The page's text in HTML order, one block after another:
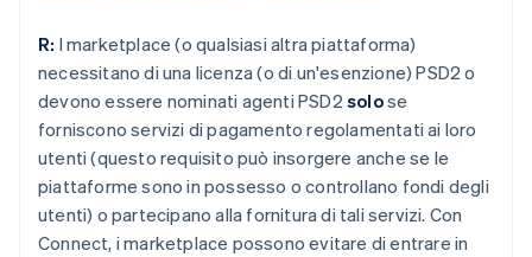
R: I marketplace (o qualsiasi altra piattaforma)
necessitano di una licenza (o di un'esenzione) PSD2 o
devono essere nominati agenti PSD2 solose
forniscono servizi di pagamento regolamentati ai loro
utenti (questo requisito può insorgere anche se le
piattaforme sono in possesso o controllano fondi degli
utenti) o partecipano alla fornitura di tali servizi. Con
Connect, i marketplace possono evitare di entrare in